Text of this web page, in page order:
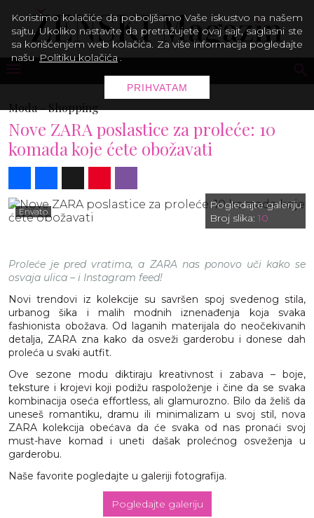
Moda -Shopping
Nove ZARA poslastice za proleće: 10
komada koje ćete obožavati
Envato
Pogledajte galeriju
Broj slika:10
Proleće je pred vratima, a ZARA nas ponovo uči kako se
osvaja ulica – i Instagram feed!
Novi trendovi iz kolekcije su savršen spoj svedenog stila,
urbanog šika i malih modnih iznenađenja koja svaka
fashionista obožava. Od laganih materijala do neočekivanih
detalja, ZARA zna kako da osveži garderobu i donese dah
proleća u svaki autfit.
Ove sezone modu diktiraju kreativnost i zabava – boje,
teksture i krojevi koji podižu raspoloženje i čine da se svaka
kombinacija oseća effortless, ali glamurozno. Bilo da želiš da
uneseš romantiku, dramu ili minimalizam u svoj stil, nova
ZARA kolekcija obećava da će svaka od nas pronaći svoj
must-have komad i uneti dašak prolećnog osveženja u
garderobu.
Naše favorite pogledajte u galeriji fotografija.
Pogledajte galeriju
Koristimo kolačiće da poboljšamo Vaše iskustvo na našem
sajtu. Ukoliko nastavite da pretražujete ovaj sajt, saglasni ste
sa korišćenjem web kolačića. Za više informacija pogledajte
našu Politiku kolačića .
PRIHVATAM